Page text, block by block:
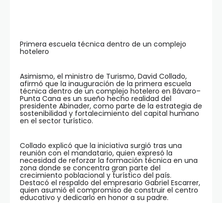
Primera escuela técnica dentro de un complejo
hotelero
Asimismo, el ministro de Turismo, David Collado,
afirmó que la inauguración de la primera escuela
técnica dentro de un complejo hotelero en Bávaro–
Punta Cana es un sueño hecho realidad del
presidente Abinader, como parte de la estrategia de
sostenibilidad y fortalecimiento del capital humano
en el sector turístico.
Collado explicó que la iniciativa surgió tras una
reunión con el mandatario, quien expresó la
necesidad de reforzar la formación técnica en una
zona donde se concentra gran parte del
crecimiento poblacional y turístico del país.
Destacó el respaldo del empresario Gabriel Escarrer,
quien asumió el compromiso de construir el centro
educativo y dedicarlo en honor a su padre.